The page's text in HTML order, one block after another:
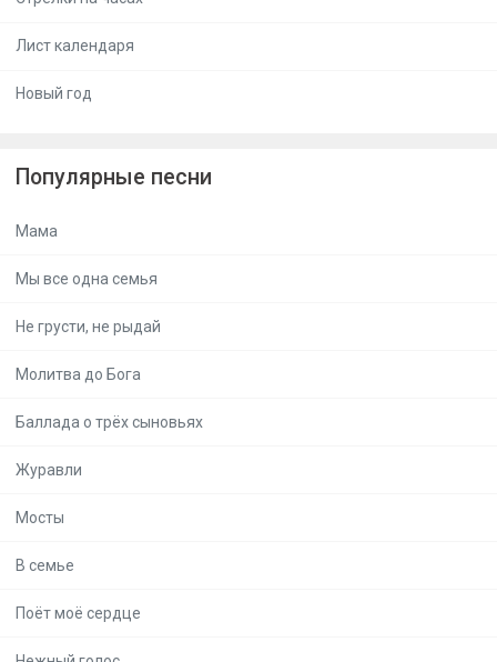
Лист календаря
Новый год
Популярные песни
Мама
Мы все одна семья
Не грусти, не рыдай
Молитва до Бога
Баллада о трёх сыновьях
Журавли
Мосты
В семье
Поёт моё сердце